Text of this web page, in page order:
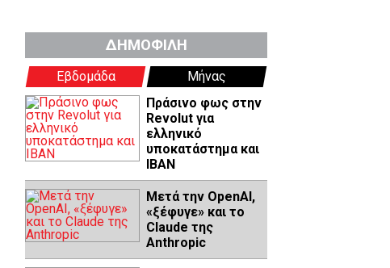
ΔΗΜΟΦΙΛΗ
Εβδομάδα
Μήνας
Πράσινο φως στην
Revolut για
ελληνικό
υποκατάστημα και
IBAN
Μετά την OpenAI,
«ξέφυγε» και το
Claude της
Anthropic